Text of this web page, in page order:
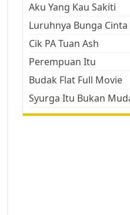
Aku Yang Kau Sakiti
Luruhnya Bunga Cinta
Cik PA Tuan Ash
Perempuan Itu
Budak Flat Full Movie
Syurga Itu Bukan